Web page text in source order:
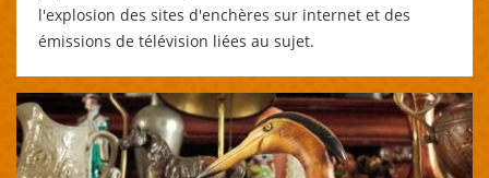
l'explosion des sites d'enchères sur internet et des
émissions de télévision liées au sujet.